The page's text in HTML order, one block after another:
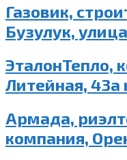
Газовик,
Бузулук,
ЭталонТепло,
Литейная, 43а
Армада,
компания,